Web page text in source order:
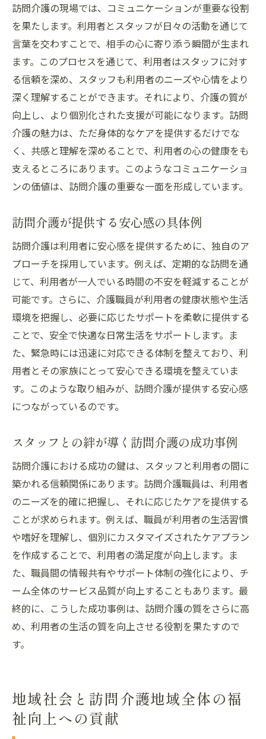
訪問介護の現場では、コミュニケーションが重要な役割
を果たします。利用者とスタッフが日々の活動を通じて
言葉を交わすことで、相手の心に寄り添う瞬間が生まれ
ます。このプロセスを通じて、利用者はスタッフに対す
る信頼を深め、スタッフも利用者のニーズや心情をより
深く理解することができます。それにより、介護の質が
向上し、より個別化された支援が可能になります。訪問
介護の魅力は、ただ身体的なケアを提供するだけでな
く、共感と理解を深めることで、利用者の心の健康をも
支えるところにあります。このようなコミュニケーショ
ンの価値は、訪問介護の重要な一面を形成しています。
訪問介護が提供する安心感の具体例
訪問介護は利用者に安心感を提供するために、独自のア
プローチを採用しています。例えば、定期的な訪問を通
じて、利用者が一人でいる時間の不安を軽減することが
可能です。さらに、介護職員が利用者の健康状態や生活
環境を把握し、必要に応じたサポートを柔軟に提供する
ことで、安全で快適な日常生活をサポートします。ま
た、緊急時には迅速に対応できる体制を整えており、利
用者とその家族にとって安心できる環境を整えていま
す。このような取り組みが、訪問介護が提供する安心感
につながっているのです。
スタッフとの絆が導く訪問介護の成功事例
訪問介護における成功の鍵は、スタッフと利用者の間に
築かれる信頼関係にあります。訪問介護職員は、利用者
のニーズを的確に把握し、それに応じたケアを提供する
ことが求められます。例えば、職員が利用者の生活習慣
や嗜好を理解し、個別にカスタマイズされたケアプラン
を作成することで、利用者の満足度が向上します。ま
た、職員間の情報共有やサポート体制の強化により、チ
ーム全体のサービス品質が向上することもあります。最
終的に、こうした成功事例は、訪問介護の質をさらに高
め、利用者の生活の質を向上させる役割を果たすので
す。
地域社会と訪問介護地域全体の福
祉向上への貢献